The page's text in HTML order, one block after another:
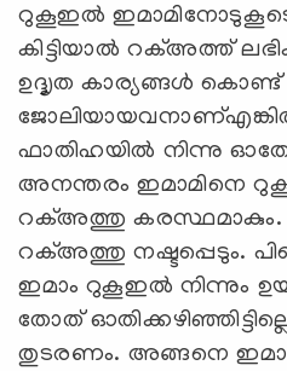
റുകൂഇല്‍
കിട്ടിയാല്‍ റക്അത്ത്
ഉദ്ദൃത കാര്യങ്ങള്‍ കൊണ്ട്
ഫാതിഹയില്‍ നിന്നു
അനന്തരം ഇമാമിനെ
റക്അത്തു കരസ്ഥമാകും.
റക്അത്തു നഷ്ടപ്പെടും.
ഇമാം റുകൂഇല്‍ നിന്നും
തോത്
തുടരണം. അങ്ങനെ